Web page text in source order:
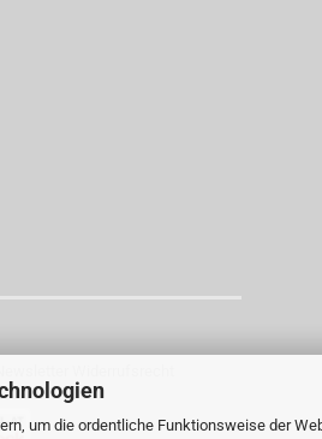
um die ordentliche Funktionsweise der